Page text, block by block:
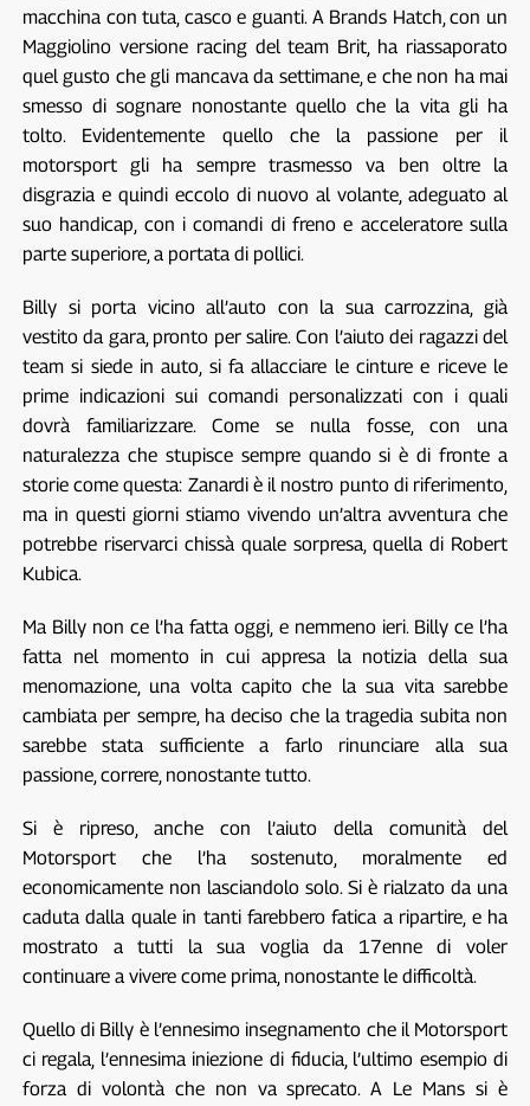
macchina con tuta, casco e guanti. A Brands Hatch, con un
Maggiolino versione racing del team Brit, ha riassaporato
quel gusto che gli mancava da settimane, e che non ha mai
smesso di sognare nonostante quello che la vita gli ha
tolto. Evidentemente quello che la passione per il
motorsport gli ha sempre trasmesso va ben oltre la
disgrazia e quindi eccolo di nuovo al volante, adeguato al
suo handicap, con i comandi di freno e acceleratore sulla
parte superiore, a portata di pollici.
Billy si porta vicino all’auto con la sua carrozzina, già
vestito da gara, pronto per salire. Con l’aiuto dei ragazzi del
team si siede in auto, si fa allacciare le cinture e riceve le
prime indicazioni sui comandi personalizzati con i quali
dovrà familiarizzare. Come se nulla fosse, con una
naturalezza che stupisce sempre quando si è di fronte a
storie come questa: Zanardi è il nostro punto di riferimento,
ma in questi giorni stiamo vivendo un’altra avventura che
potrebbe riservarci chissà quale sorpresa, quella di Robert
Kubica.
Ma Billy non ce l’ha fatta oggi, e nemmeno ieri. Billy ce l’ha
fatta nel momento in cui appresa la notizia della sua
menomazione, una volta capito che la sua vita sarebbe
cambiata per sempre, ha deciso che la tragedia subita non
sarebbe stata sufficiente a farlo rinunciare alla sua
passione, correre, nonostante tutto.
Si è ripreso, anche con l’aiuto della comunità del
Motorsport che l’ha sostenuto, moralmente ed
economicamente non lasciandolo solo. Si è rialzato da una
caduta dalla quale in tanti farebbero fatica a ripartire, e ha
mostrato a tutti la sua voglia da 17enne di voler
continuare a vivere come prima, nonostante le difficoltà.
Quello di Billy è l’ennesimo insegnamento che il Motorsport
ci regala, l’ennesima iniezione di fiducia, l’ultimo esempio di
forza di volontà che non va sprecato. A Le Mans si è